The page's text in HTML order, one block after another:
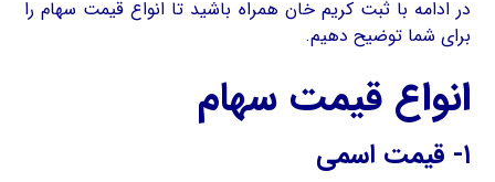
در ادامه با ثبت کریم خان همراه باشید تا انواع قیمت سهام را
برای شما توضیح دهیم.
انواع قیمت سهام
۱- قیمت اسمی